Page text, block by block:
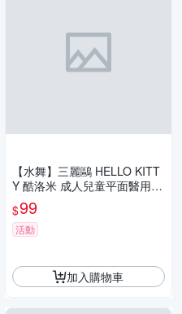
【水舞】三麗鷗 HELLO KITT
Y 酷洛米 成人兒童平面醫用口
罩 30入/盒 親子口罩 午茶時光
款
$99
活動
加入購物車